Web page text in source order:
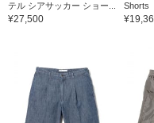
テル シアサッカー ショー...
¥27,500
Shorts